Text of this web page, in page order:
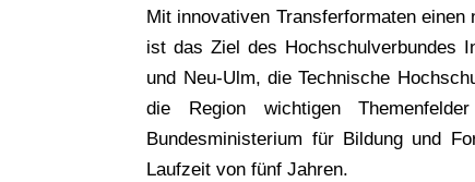
Mit innovativen Transferformaten
ist das Ziel des Hochschulverbundes
und Neu-Ulm, die Technische
die Region wichtigen
Bundesministerium für Bildung und
Laufzeit von fünf Jahren.